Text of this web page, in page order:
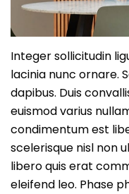
Integer sollicitudin
lacinia nunc ornare.
dapibus. Duis
euismod varius
condimentum est
scelerisque nisl non
libero quis erat
eleifend leo. Phase